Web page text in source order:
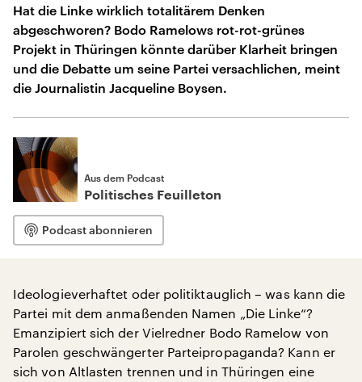
Hat die Linke wirklich totalitärem Denken
abgeschworen? Bodo Ramelows rot-rot-grünes
Projekt in Thüringen könnte darüber Klarheit bringen
und die Debatte um seine Partei versachlichen, meint
die Journalistin Jacqueline Boysen.
Aus dem Podcast
Politisches Feuilleton
Podcast abonnieren
Ideologieverhaftet oder politiktauglich – was kann die
Partei mit dem anmaßenden Namen „Die Linke“?
Emanzipiert sich der Vielredner Bodo Ramelow von
Parolen geschwängerter Parteipropaganda? Kann er
sich von Altlasten trennen und in Thüringen eine